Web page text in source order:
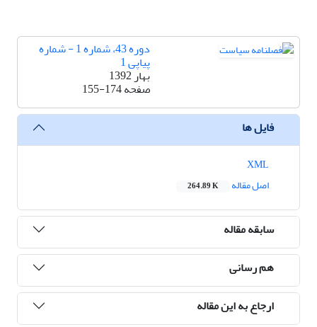
دوره 43، شماره 1 - شماره
پیاپی 1
بهار 1392
صفحه155-174
فایل ها
اصل مقاله
264.89 K
سابقه مقاله
هم رسانی
ارجاع به این مقاله